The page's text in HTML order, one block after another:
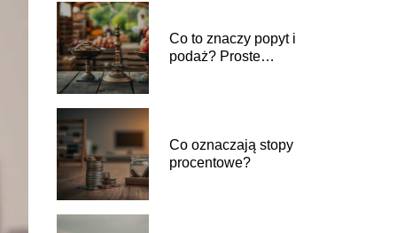
Co to znaczy popyt i
podaż? Proste
Co oznaczają stopy
procentowe?